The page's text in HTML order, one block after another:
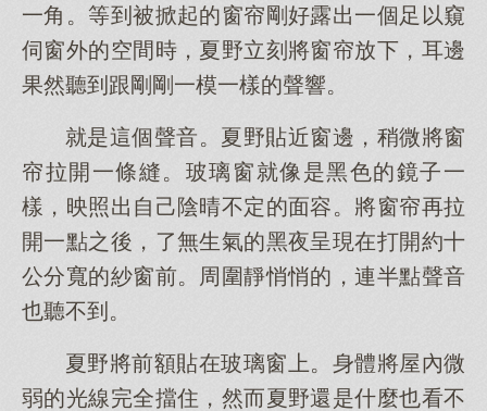
一角。等到被掀起的窗帘剛好露出一個足以窺
伺窗外的空間時，夏野立刻將窗帘放下，耳邊
果然聽到跟剛剛一模一樣的聲響。
就是這個聲音。夏野貼近窗邊，稍微將窗
帘拉開一條縫。玻璃窗就像是黑色的鏡子一
樣，映照出自己陰晴不定的面容。將窗帘再拉
開一點之後，了無生氣的黑夜呈現在打開約十
公分寬的紗窗前。周圍靜悄悄的，連半點聲音
也聽不到。
夏野將前額貼在玻璃窗上。身體將屋內微
弱的光線完全擋住，然而夏野還是什麼也看不